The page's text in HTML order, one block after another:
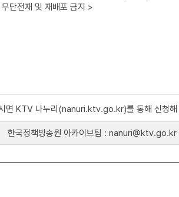
단전재 및 재배포 금지 >
면 KTV 나누리(nanuri.ktv.go.kr)를 통해 신청해
한국정책방송원 아카이브팀 : nanuri@ktv.go.kr